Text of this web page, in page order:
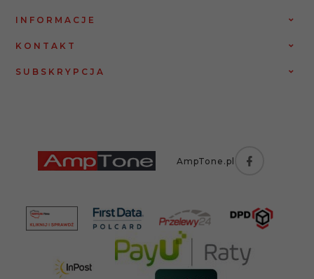
INFORMACJE
KONTAKT
SUBSKRYPCJA
AmpTone.pl